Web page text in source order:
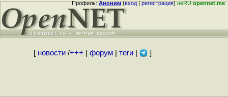
Профиль:Аноним(вход|регистрация)неRUopennet.me
[ новости/+++ форум| теги| ]